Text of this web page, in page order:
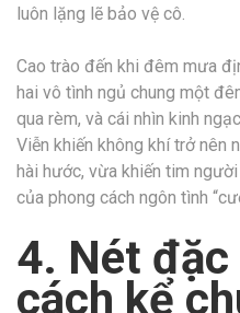
luôn lặng lẽ bảo vệ cô.
Cao trào đến khi đêm mưa
hai vô tình ngủ chung một
qua rèm, và cái nhìn kinh
Viễn khiến không khí trở nên
hài hước, vừa khiến tim
của phong cách ngôn tình
4. Nét
cách kể